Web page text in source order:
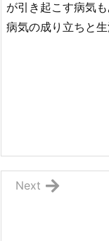
が引き起こす病気
病気の成り立ちと
Next